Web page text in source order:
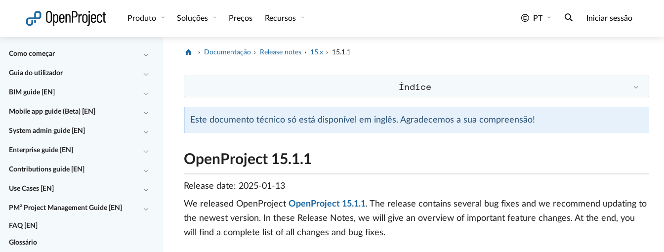
Produto Soluções Preços Recursos PT Iniciar sessão
Como começar
Guia do utilizador
BIM guide [EN]
Mobile app guide (Beta) [EN]
System admin guide [EN]
Enterprise guide [EN]
Contributions guide [EN]
Use Cases [EN]
PM² Project Management Guide [EN]
FAQ [EN]
Glossário
Documentação Release notes 15.x 15.1.1
Índice
Este documento técnico só está disponível em inglês. Agradecemos a sua compreensão!
OpenProject 15.1.1
Release date: 2025-01-13
We released OpenProject OpenProject 15.1.1. The release contains several bug fixes and we recommend updating to
the newest version. In these Release Notes, we will give an overview of important feature changes. At the end, you
will find a complete list of all changes and bug fixes.